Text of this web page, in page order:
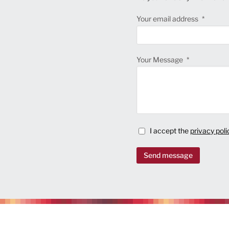
Your email address
Your Message
I accept the privacy
Send message